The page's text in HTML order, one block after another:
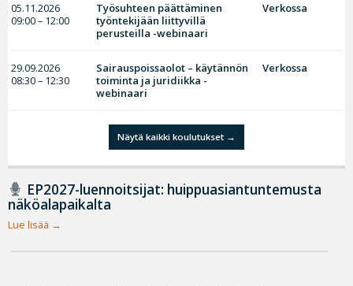
05.11.2026
09:00 – 12:00
Työsuhteen päättäminen
työntekijään liittyvillä
perusteilla -webinaari
Verkossa
29.09.2026
08:30 – 12:30
Sairauspoissaolot – käytännön
toiminta ja juridiikka -
webinaari
Verkossa
Näytä kaikki koulutukset
EP2027-luennoitsijat: huippuasiantuntemusta
näköalapaikalta
Lue lisää